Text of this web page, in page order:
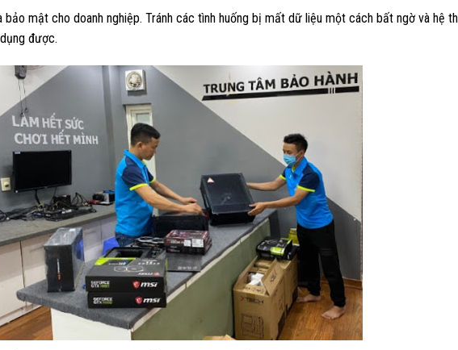
mật cho doanh nghiệp. Tránh các tình huống bị mất dữ liệu một cách bất ngờ và hệ
được.